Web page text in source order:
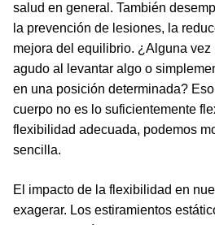
salud en general. También
la prevención de lesiones, la
mejora del equilibrio. ¿Alguna vez
agudo al levantar algo o
en una posición determinada?
cuerpo no es lo suficientemente
flexibilidad adecuada, podemos
sencilla.
El impacto de la flexibilidad en
exagerar. Los estiramientos